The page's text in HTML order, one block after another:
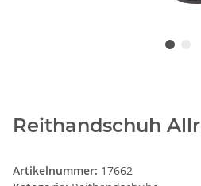
Reithandschuh
Artikelnummer: 17662